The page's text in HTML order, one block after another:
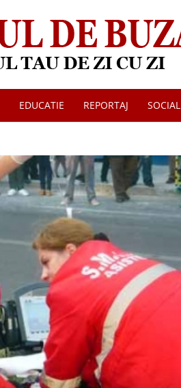
Jurnalul
de
Buzau
EDUCATIE REPORTAJ SOCIAL